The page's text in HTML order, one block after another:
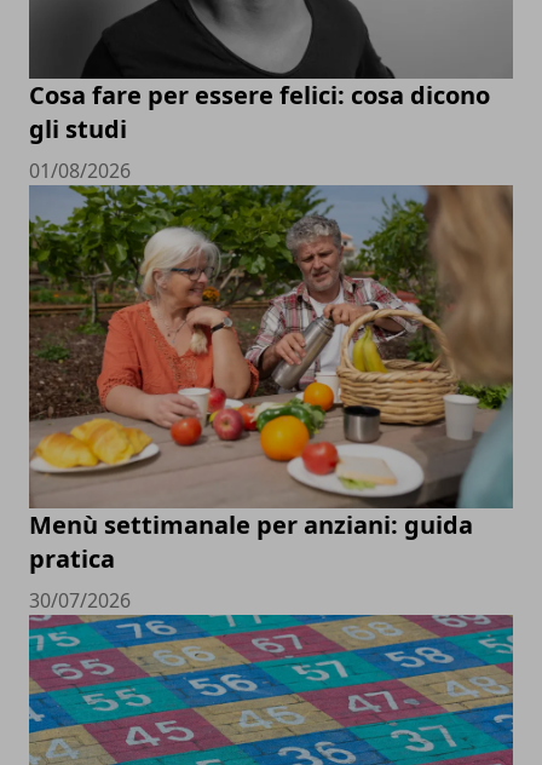
Cosa fare per essere felici: cosa dicono
gli studi
01/08/2026
Menù settimanale per anziani: guida
pratica
30/07/2026